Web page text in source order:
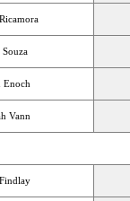
Enoch
Vann